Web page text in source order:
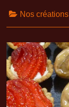
Nos créations